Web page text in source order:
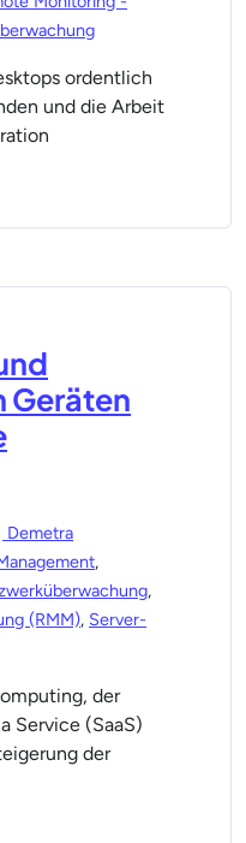
ordentlich
und die Arbeit
Geräten
Demetra
,
,
(RMM), Server-
der
Service (SaaS)
der